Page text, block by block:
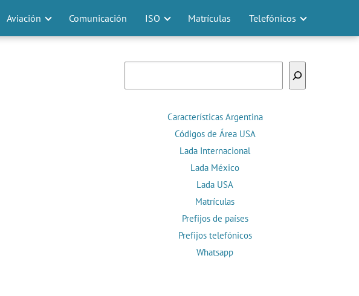
Aviación Comunicación ISO Matrículas Telefónicos
Características Argentina
Códigos de Área USA
Lada Internacional
Lada México
Lada USA
Matrículas
Prefijos de países
Prefijos telefónicos
Whatsapp